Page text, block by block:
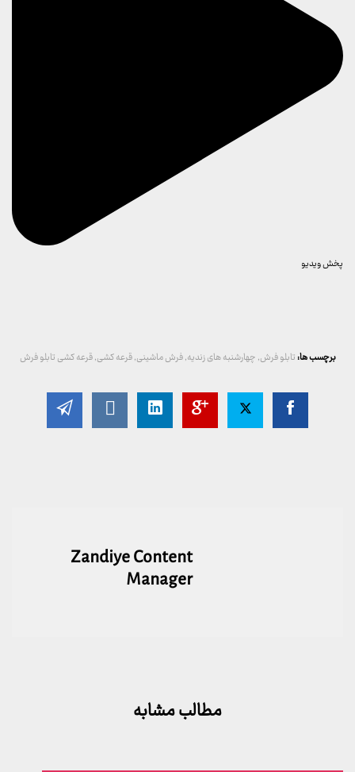
پخش ویدیو
برچسب ها:تابلو فرش,چهارشنبه های زندیه,فرش ماشینی,قرعه کشی,قرعه کشی تابلو فرش
Zandiye Content
Manager
مطالب مشابه